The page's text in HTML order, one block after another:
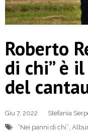
Roberto
di chi” è
del
Giu 7, 2022 Stefania
“Nei panni di chi”